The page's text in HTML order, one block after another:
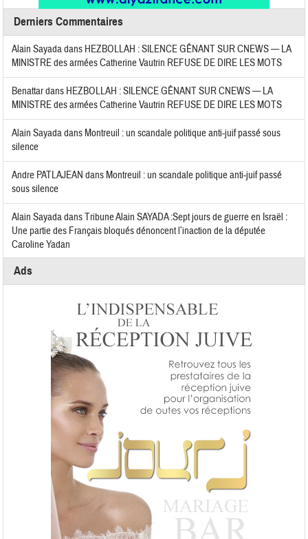
Derniers Commentaires
Alain Sayadadans HEZBOLLAH : SILENCE GÊNANT SUR CNEWS — LA
MINISTRE des armées Catherine Vautrin REFUSE DE DIRE LES MOTS
Benattardans HEZBOLLAH : SILENCE GÊNANT SUR CNEWS — LA
MINISTRE des armées Catherine Vautrin REFUSE DE DIRE LES MOTS
Alain Sayadadans Montreuil : un scandale politique anti-juif passé sous
silence
Andre PATLAJEAN dans Montreuil : un scandale politique anti-juif passé
sous silence
Alain SayadadansTribune Alain SAYADA :Sept jours de guerre en Israël :
Une partie des Français bloqués dénoncent l’inaction de la députée
Caroline Yadan
Ads